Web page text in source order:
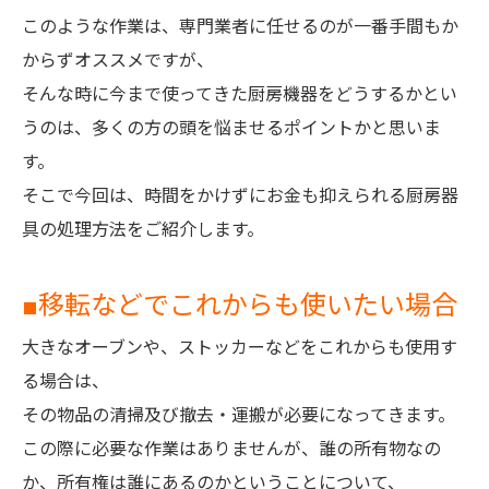
このような作業は、専門業者に任せるのが一番手間もか
からずオススメですが、
そんな時に今まで使ってきた厨房機器をどうするかとい
うのは、多くの方の頭を悩ませるポイントかと思いま
す。
そこで今回は、時間をかけずにお金も抑えられる厨房器
具の処理方法をご紹介します。
■移転などでこれからも使いたい場合
大きなオーブンや、ストッカーなどをこれからも使用す
る場合は、
その物品の清掃及び撤去・運搬が必要になってきます。
この際に必要な作業はありませんが、誰の所有物なの
か、所有権は誰にあるのかということについて、